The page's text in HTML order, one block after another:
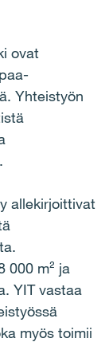
ovat
Yhteistyön
allekirjoittivat
000 m² ja
YIT vastaa
myös toimii